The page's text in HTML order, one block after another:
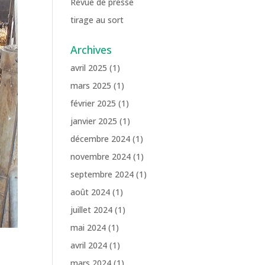
tirage au sort
Archives
avril 2025 (1)
mars 2025 (1)
février 2025 (1)
janvier 2025 (1)
décembre 2024 (1)
novembre 2024 (1)
septembre 2024 (1)
août 2024 (1)
juillet 2024 (1)
mai 2024 (1)
avril 2024 (1)